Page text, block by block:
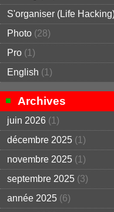
S'organiser (Life
Photo (28)
Pro (1)
English (1)
Archives
juin 2026 (1)
décembre 2025 (1)
novembre 2025 (1)
septembre 2025 (3)
année 2025 (6)